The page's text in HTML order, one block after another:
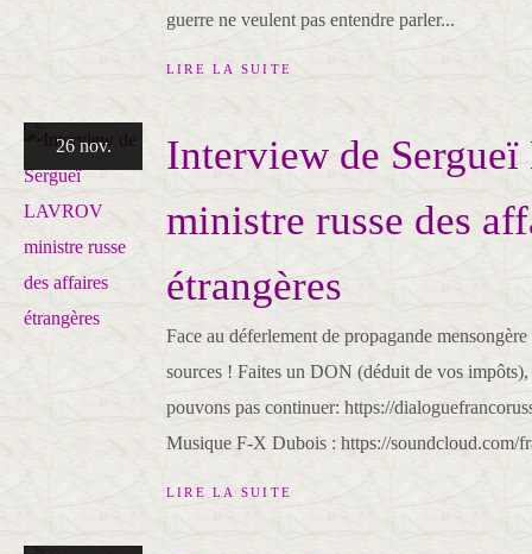
guerre ne veulent pas entendre parler...
LIRE LA SUITE
26 nov.
Interview de
ministre russe des
étrangères
Face au déferlement de propagande
sources ! Faites un DON (déduit de vos impôts),
pouvons pas continuer: https://
Musique F-X Dubois : https://soundcloud.com/
LIRE LA SUITE